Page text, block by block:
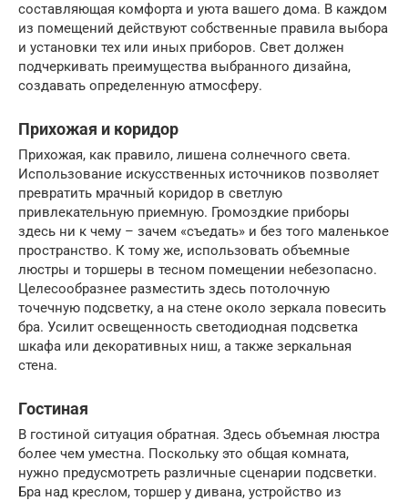
составляющая комфорта и уюта вашего дома. В каждом
из помещений действуют собственные правила выбора
и установки тех или иных приборов. Свет должен
подчеркивать преимущества выбранного дизайна,
создавать определенную атмосферу.
Прихожая и коридор
Прихожая, как правило, лишена солнечного света.
Использование искусственных источников позволяет
превратить мрачный коридор в светлую
привлекательную приемную. Громоздкие приборы
здесь ни к чему – зачем «съедать» и без того маленькое
пространство. К тому же, использовать объемные
люстры и торшеры в тесном помещении небезопасно.
Целесообразнее разместить здесь потолочную
точечную подсветку, а на стене около зеркала повесить
бра. Усилит освещенность светодиодная подсветка
шкафа или декоративных ниш, а также зеркальная
стена.
Гостиная
В гостиной ситуация обратная. Здесь объемная люстра
более чем уместна. Поскольку это общая комната,
нужно предусмотреть различные сценарии подсветки.
Бра над креслом, торшер у дивана, устройство из